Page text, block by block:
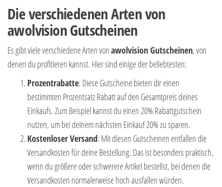
Die verschiedenen Arten von
awolvision Gutscheinen
Es gibt viele verschiedene Arten vonawolvision Gutscheinen, von
denen du profitieren kannst. Hier sind einige der beliebtesten:
Prozentrabatte: Diese Gutscheine bieten dir einen
bestimmten Prozentsatz Rabatt auf den Gesamtpreis deines
Einkaufs. Zum Beispiel kannst du einen 20% Rabattgutschein
nutzen, um bei deinem nächsten Einkauf 20% zu sparen.
Kostenloser Versand: Mit diesen Gutscheinen entfallen die
Versandkosten für deine Bestellung. Das ist besonders praktisch,
wenn du größere oder schwerere Artikel bestellst, bei denen die
Versandkosten normalerweise hoch ausfallen würden.